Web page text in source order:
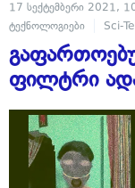
17 სექტემბერი 2021,
ტექნოლოგიები
Sci-
ფილტრი